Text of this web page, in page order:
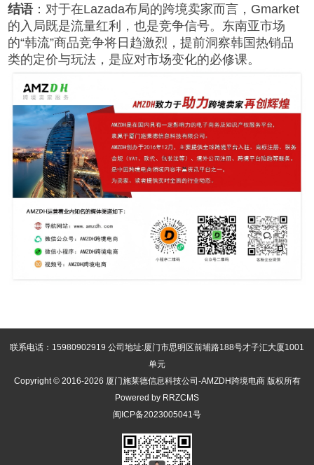
结语：对于在Lazada布局的跨境卖家而言，Gmarket
的入局既是流量红利，也是竞争信号。东南亚市场
的“韩流”商品竞争将日趋激烈，提前洞察韩国热销品
类的定价与玩法，是应对市场变化的必修课。
联系电话：15980902919 公司地址:厦门市思明区前埔路188号才子汇大厦1001
单元
Copyright © 2016-2026 厦门施莱德信息科技公司-AMZDH跨境电商 版权所有
Powered by RRZCMS
闽ICP备2023005041号